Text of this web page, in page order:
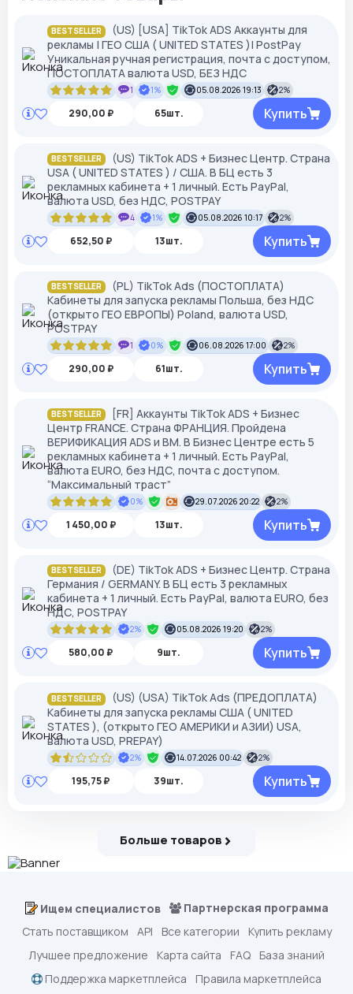
BESTSELLER
(US) [USA] TikTok ADS Аккаунты для
рекламы | ГЕО США ( UNITED STATES )| PostPay
Уникальная ручная регистрация, почта с доступом,
ПОСТОПЛАТА валюта USD, БЕЗ НДС
1 1% 05.08.2026 19:13 2%
290,00 ₽ 65шт. Купить
BESTSELLER
(US) TikTok ADS + Бизнес Центр. Страна
USA ( UNITED STATES ) / США. В БЦ есть 3
рекламных кабинета + 1 личный. Есть PayPal,
валюта USD, без НДС, POSTPAY
4 1% 05.08.2026 10:17 2%
652,50 ₽ 13шт. Купить
BESTSELLER
(PL) TikTok Ads (ПОСТОПЛАТА)
Кабинеты для запуска рекламы Польша, без НДС
(открыто ГЕО ЕВРОПЫ) Poland, валюта USD,
POSTPAY
1 0% 06.08.2026 17:00 2%
290,00 ₽ 61шт. Купить
BESTSELLER
[FR] Аккаунты TikTok ADS + Бизнес
Центр FRANCE. Страна ФРАНЦИЯ. Пройдена
ВЕРИФИКАЦИЯ ADS и ВМ. В Бизнес Центре есть 5
рекламных кабинета + 1 личный. Есть PayPal,
валюта EURO, без НДС, почта с доступом.
“Максимальный траст”
0% 29.07.2026 20:22 2%
1 450,00 ₽ 13шт. Купить
BESTSELLER
(DE) TikTok ADS + Бизнес Центр. Страна
Германия / GERMANY. В БЦ есть 3 рекламных
кабинета + 1 личный. Есть PayPal, валюта EURO, без
НДС, POSTPAY
2% 05.08.2026 19:20 2%
580,00 ₽ 9шт. Купить
BESTSELLER
(US) (USA) TikTok Ads (ПРЕДОПЛАТА)
Кабинеты для запуска рекламы США ( UNITED
STATES ), (открыто ГЕО АМЕРИКИ и АЗИИ) USA,
валюта USD, PREPAY)
2% 14.07.2026 00:42 2%
195,75 ₽ 39шт. Купить
Больше товаров
Ищем специалистов
Партнерская программа
Стать поставщиком
API Все категории
Купить рекламу
Лучшее предложение
Карта сайта FAQ
База знаний
Поддержка маркетплейса
Правила маркетплейса